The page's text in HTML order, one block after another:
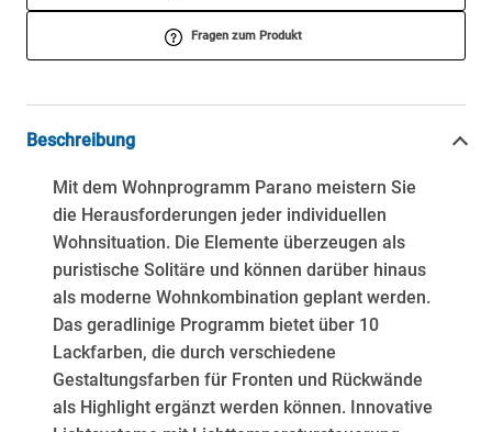
Fragen zum Produkt
Beschreibung
Mit dem Wohnprogramm Parano meistern Sie
die Herausforderungen jeder individuellen
Wohnsituation. Die Elemente überzeugen als
puristische Solitäre und können darüber hinaus
als moderne Wohnkombination geplant werden.
Das geradlinige Programm bietet über 10
Lackfarben, die durch verschiedene
Gestaltungsfarben für Fronten und Rückwände
als Highlight ergänzt werden können. Innovative